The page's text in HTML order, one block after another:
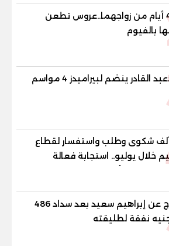
بعد 4 أيام من زواجهما..عروس تطعن
بالفيوم
القادر ينضم لبيراميدز 4 مواسم
ألف شكوى وطلب واستفسار لقطاع
خلال يوليو.. استجابة فعالة
الطلاب وأولياء الأمور
الإفراج عن إبراهيم سعيد بعد سداد 486
نفقة لطليقته